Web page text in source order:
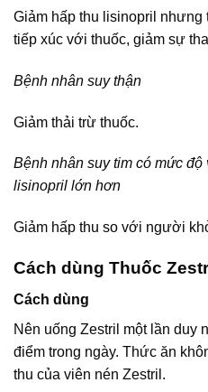
Giảm hấp thu lisinopril
tiếp xúc với thuốc, giảm sự
Bệnh nhân suy thận
Giảm thải trừ thuốc.
Bệnh nhân suy tim có mức
lisinopril lớn hơn
Giảm hấp thu so với người
Cách dùng Thuốc
Cách dùng
Nên uống Zestril một lần duy
điểm trong ngày. Thức ăn
thu của viên nén Zestril.